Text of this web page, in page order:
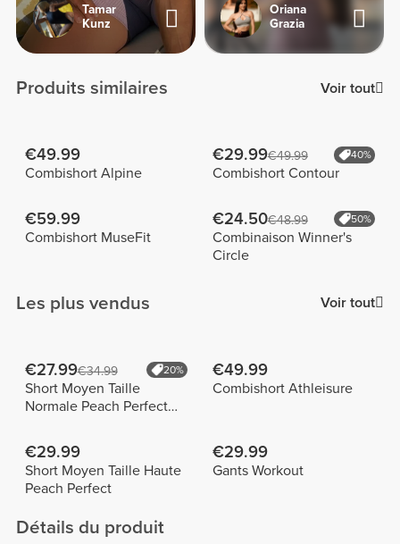
Tamar
Kunz
Oriana
Grazia
Produits similaires Voir tout
€49.99
Combishort Alpine
€29.99€49.99 40%
Combishort Contour
€59.99
Combishort MuseFit
€24.50€48.99 50%
Combinaison Winner's
Circle
Les plus vendus Voir tout
€27.99€34.99 20%
Short Moyen Taille
Normale Peach Perfect
€49.99
Combishort Athleisure
€29.99
Short Moyen Taille Haute
Peach Perfect
€29.99
Gants Workout
Détails du produit